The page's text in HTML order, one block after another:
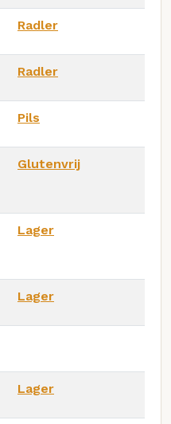
Radler
Radler
Pils
Glutenvrij
Lager
Lager
Lager